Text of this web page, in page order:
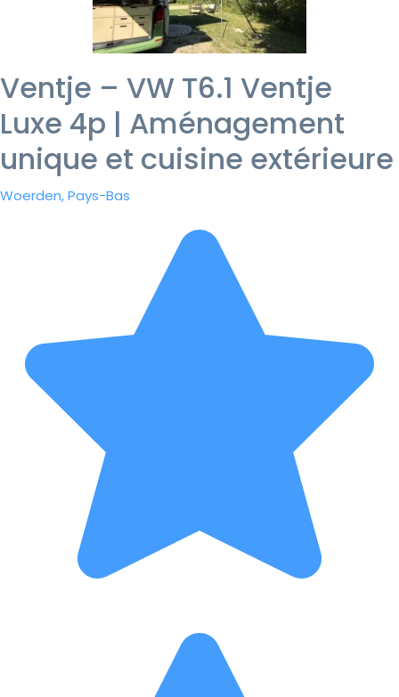
Ventje – VW T6.1 Ventje
Luxe 4p | Aménagement
unique et cuisine extérieure
Woerden, Pays-Bas